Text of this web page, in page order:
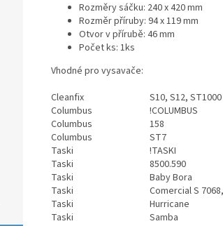
Rozměry sáčku: 240 x 420 mm
Rozměr příruby: 94 x 119 mm
Otvor v přírubě: 46 mm
Počet ks: 1ks
Vhodné pro vysavače:
Cleanfix
S10, S12, ST1000
Columbus
!COLUMBUS
Columbus
158
Columbus
ST7
Taski
!TASKI
Taski
8500.590
Taski
Baby Bora
Taski
Comercial S
Taski
Hurricane
Taski
Samba